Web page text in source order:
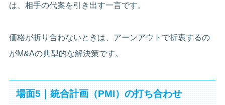
は、相手の代案を引き出す一言です。
価格が折り合わないときは、アーンアウトで折衷するの
がM&Aの典型的な解決策です。
場面5｜統合計画（PMI）の打ち合わせ